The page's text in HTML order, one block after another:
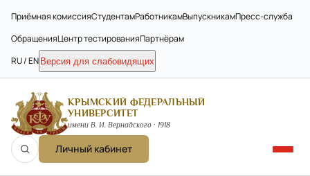
Приёмная комиссияСтудентамРаботникамВыпускникамПресс-служба
ОбращенияЦентр тестированияПартнёрам
RU / EN Версия для слабовидящих
КРЫМСКИЙ ФЕДЕРАЛЬНЫЙ
УНИВЕРСИТЕТ
имени В. И. Вернадского · 1918
Личный кабинет